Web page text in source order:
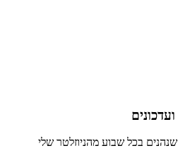
בכל שבוע מהניוזלטר שלי